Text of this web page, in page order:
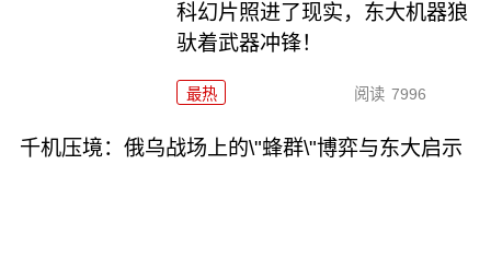
科幻片照进了现实，东大机器狼
驮着武器冲锋！
最热 阅读 7996
千机压境：俄乌战场上的\"蜂群\"博弈与东大启示